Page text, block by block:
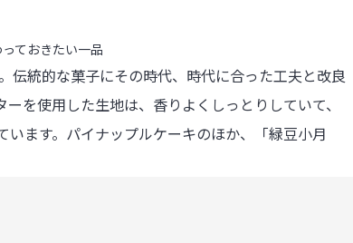
ておきたい一品
伝統的な菓子にその時代、時代に合った工夫と改良
を使用した生地は、香りよくしっとりしていて、
ます。パイナップルケーキのほか、「緑豆小月